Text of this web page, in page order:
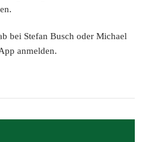
bei Stefan Busch oder Michael
anmelden.